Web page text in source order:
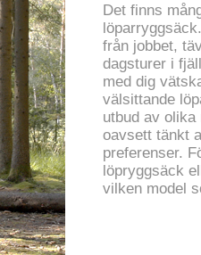
Det finns
från jobbet,
dagsturer i
med dig
välsittande
utbud av
oavsett tänkt
preferenser.
löpryggsäck
vilken model